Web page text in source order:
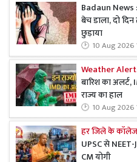
Badaun News
बेच डाला, दो
छुड़ाया
10 Aug 2026
Weather
बारिश का
राज्य का हाल
10 Aug 2026
हर जिले के
UPSC से
CM योगी